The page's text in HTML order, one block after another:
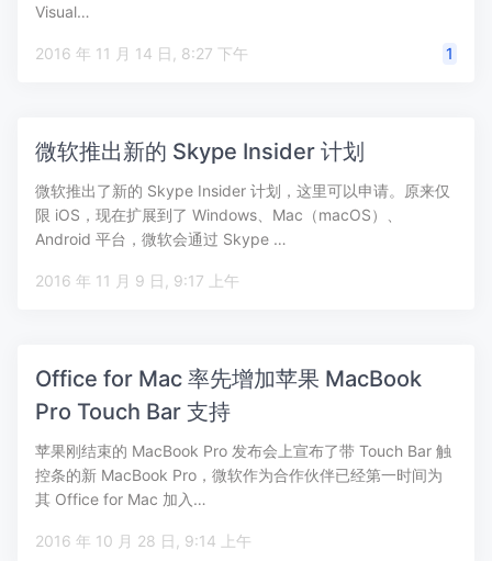
Visual…
2016 年 11 月 14 日, 8:27 下午 1
微软推出新的 Skype Insider 计划
微软推出了新的 Skype Insider 计划，这里可以申请。原来仅
限 iOS，现在扩展到了 Windows、Mac（macOS）、
Android 平台，微软会通过 Skype …
2016 年 11 月 9 日, 9:17 上午
Office for Mac 率先增加苹果 MacBook
Pro Touch Bar 支持
苹果刚结束的 MacBook Pro 发布会上宣布了带 Touch Bar 触
控条的新 MacBook Pro，微软作为合作伙伴已经第一时间为
其 Office for Mac 加入…
2016 年 10 月 28 日, 9:14 上午